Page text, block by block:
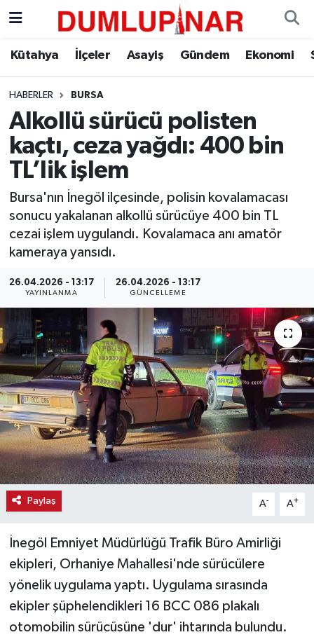
Kütahya İlçeler Asayiş Gündem Ekonomi
HABERLER BURSA
Alkollü sürücü polisten
kaçtı, ceza yağdı: 400 bin
TL’lik işlem
Bursa'nın İnegöl ilçesinde, polisin kovalamacası
sonucu yakalanan alkollü sürücüye 400 bin TL
cezai işlem uygulandı. Kovalamaca anı amatör
kameraya yansıdı.
26.04.2026 - 13:17
YAYINLANMA
26.04.2026 - 13:17
GÜNCELLEME
Paylaş A- A+
İnegöl Emniyet Müdürlüğü Trafik Büro Amirliği
ekipleri, Orhaniye Mahallesi'nde sürücülere
yönelik uygulama yaptı. Uygulama sırasında
ekipler şüphelendikleri 16 BCC 086 plakalı
otomobilin sürücüsüne 'dur' ihtarında bulundu.
Asayiş
Diğer
Dünya
Eğitim
Ekonomi
Eleman
Haber
Haber İlanlar
Kültür-Sanat
Magazin
Resmi İlanlar
Seri İlan
Siyaset
Spor
Kütahya Hava Durumu
Kütahya Trafik Yoğunluk Haritası
Süper Lig Puan Durumu ve Fikstür
Tüm Manşetler
Son Dakika Haberleri
Haber Arşivi